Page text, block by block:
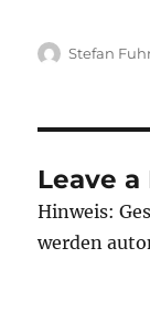
Author
Stefan
Leave a
Hinweis:
werden